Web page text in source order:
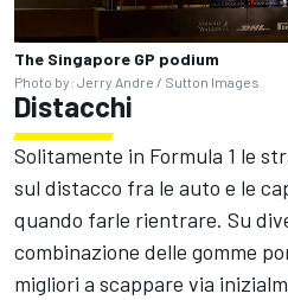
The Singapore GP podium
Photo by: Jerry Andre / Sutton Images
Distacchi
Solitamente in Formula 1 le
sul distacco fra le auto e le
quando farle rientrare. Su
combinazione delle gomme
migliori a scappare via